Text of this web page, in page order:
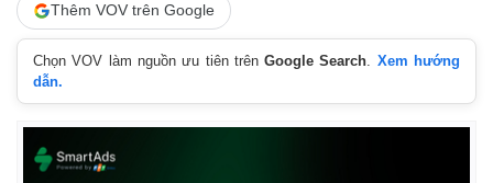
Thêm VOV trên Google
Chọn VOV làm nguồn ưu tiên trênGoogle Search. Xem hướng
dẫn.